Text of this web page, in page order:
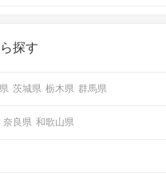
ました♪ いままさに楽しいことを探し
探す
茨城県 栃木県 群馬県
奈良県 和歌山県